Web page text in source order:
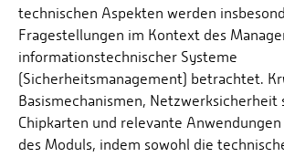
technischen Aspekten werden
Fragestellungen im Kontext des
informationstechnischer Systeme
(Sicherheitsmanagement) betrachtet.
Basismechanismen, Netzwerksicherheit
Chipkarten und relevante
des Moduls, indem sowohl die